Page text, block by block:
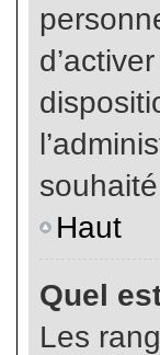
Haut
Quel
Les